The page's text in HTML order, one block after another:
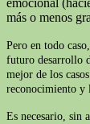
emocional
más o menos
Pero en todo
futuro desarrollo
mejor de los
reconocimiento y
Es necesario, sin